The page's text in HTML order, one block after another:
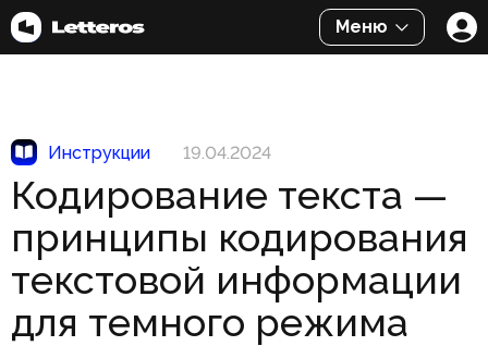
Меню
Инструкции 19.04.2024
Кодирование текста —
принципы кодирования
текстовой информации
для темного режима